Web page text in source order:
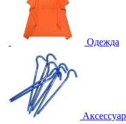
Одежда